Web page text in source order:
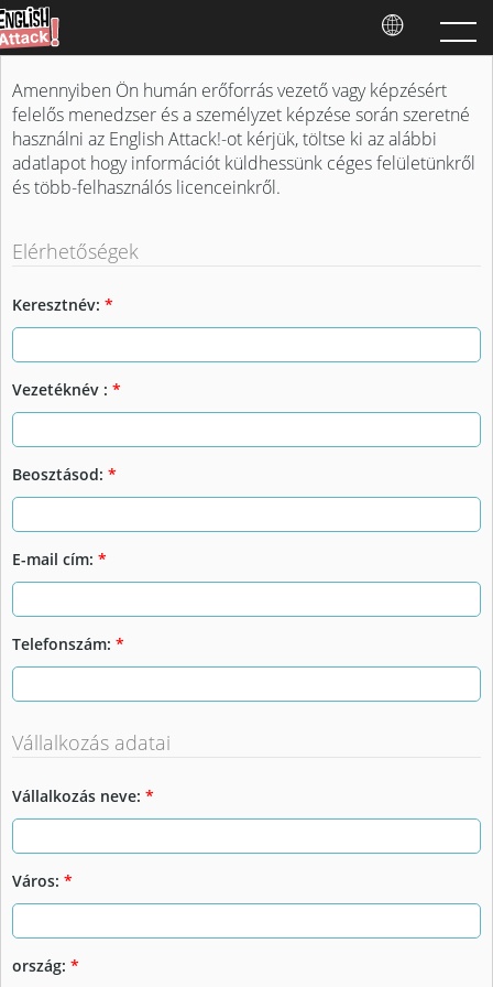
Amennyiben Ön humán erőforrás vezető vagy képzésért
felelős menedzser és a személyzet képzése során szeretné
használni az English Attack!-ot kérjük, töltse ki az alábbi
adatlapot hogy információt küldhessünk céges felületünkről
és több-felhasználós licenceinkről.
Elérhetőségek
Keresztnév: *
Vezetéknév : *
Beosztásod: *
E-mail cím: *
Telefonszám: *
Vállalkozás adatai
Vállalkozás neve: *
Város: *
ország: *